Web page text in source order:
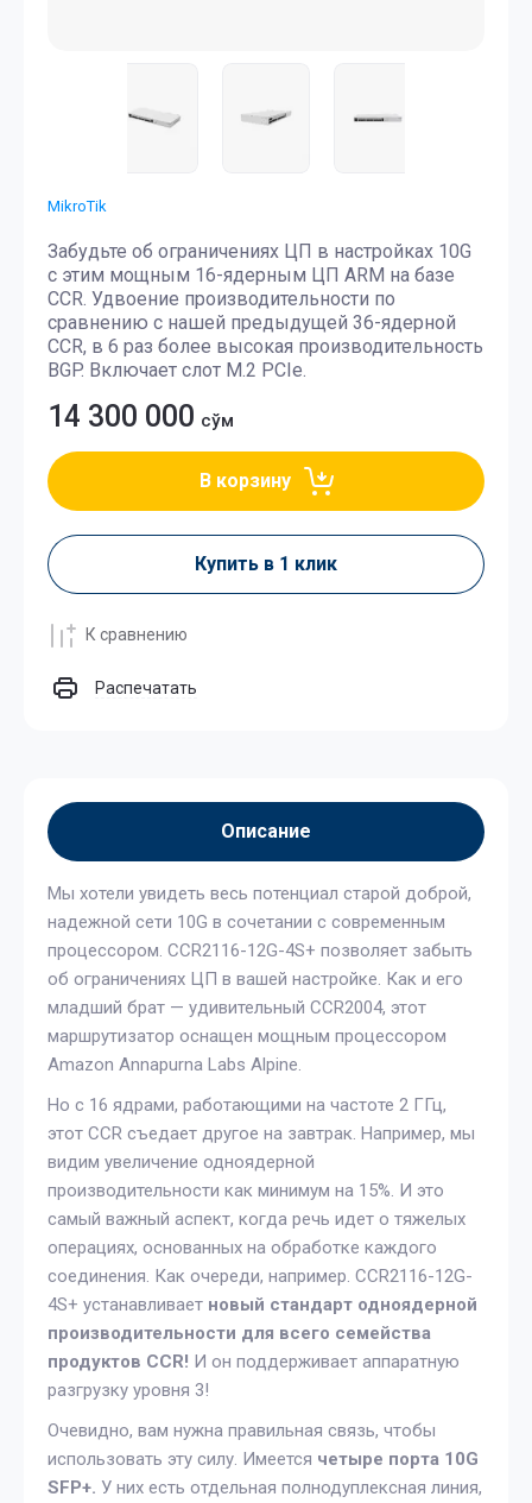
MikroTik
Забудьте об ограничениях ЦП в настройках 10G
с этим мощным 16-ядерным ЦП ARM на базе
CCR. Удвоение производительности по
сравнению с нашей предыдущей 36-ядерной
CCR, в 6 раз более высокая производительность
BGP. Включает слот M.2 PCIe.
14 300 000 сўм
В корзину
Купить в 1 клик
К сравнению
Распечатать
Описание
Мы хотели увидеть весь потенциал старой доброй,
надежной сети 10G в сочетании с современным
процессором. CCR2116-12G-4S+ позволяет забыть
об ограничениях ЦП в вашей настройке. Как и его
младший брат — удивительный CCR2004, этот
маршрутизатор оснащен мощным процессором
Amazon Annapurna Labs Alpine.
Но с 16 ядрами, работающими на частоте 2 ГГц,
этот CCR съедает другое на завтрак. Например, мы
видим увеличение одноядерной
производительности как минимум на 15%. И это
самый важный аспект, когда речь идет о тяжелых
операциях, основанных на обработке каждого
соединения. Как очереди, например. CCR2116-12G-
4S+ устанавливает новый стандарт одноядерной
производительности для всего семейства
продуктов CCR! И он поддерживает аппаратную
разгрузку уровня 3!
Очевидно, вам нужна правильная связь, чтобы
использовать эту силу. Имеется четыре порта 10G
SFP+. У них есть отдельная полнодуплексная линия,